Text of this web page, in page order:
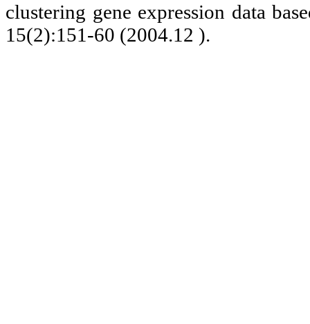
clustering gene expression data
15(2):151-60 (2004.12 ).